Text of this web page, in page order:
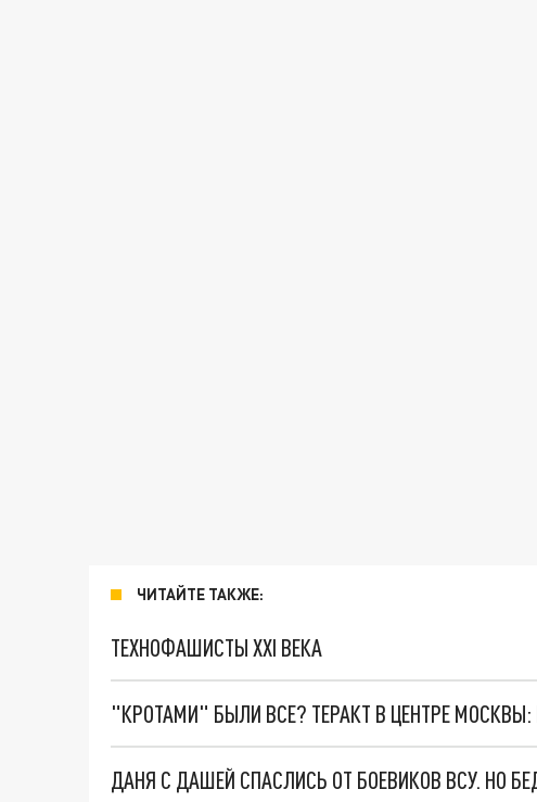
ЧИТАЙТЕ ТАКЖЕ:
ТЕХНОФАШИСТЫ XXI ВЕКА
"КРОТАМИ" БЫЛИ ВСЕ? ТЕРАКТ В ЦЕНТРЕ
ДАНЯ С ДАШЕЙ СПАСЛИСЬ ОТ БОЕВИКОВ ВСУ. НО